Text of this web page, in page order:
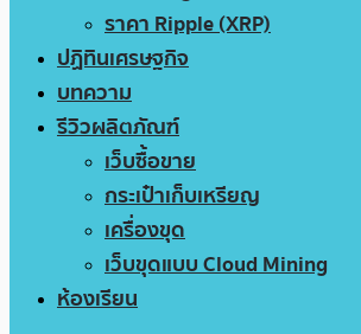
ราคา Ripple (XRP)
ปฏิทินเศรษฐกิจ
บทความ
รีวิวผลิตภัณฑ์
เว็บซื้อขาย
กระเป๋าเก็บเหรียญ
เครื่องขุด
เว็บขุดแบบ Cloud Mining
ห้องเรียน